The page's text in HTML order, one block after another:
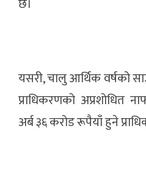
छ।
यसरी, चालु आर्थिक वर्षको
प्राधिकरणको अप्रशोधित
अर्ब ३६ करोड रूपैयाँ हुने